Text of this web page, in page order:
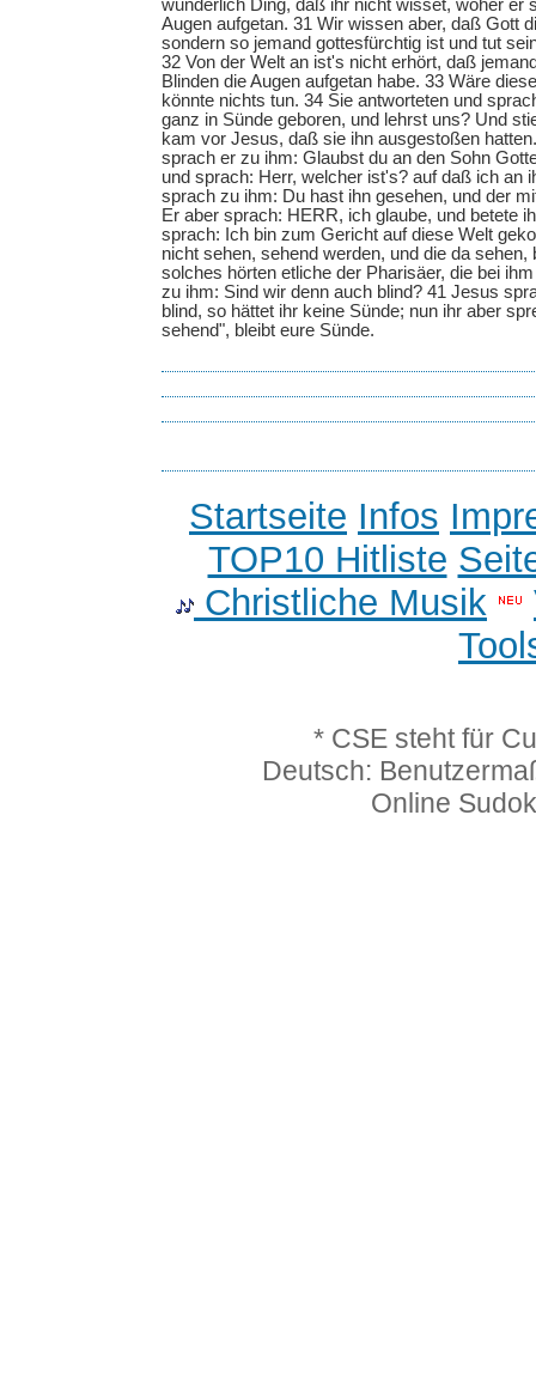
wunderlich Ding, daß ihr nicht wisset, woher er
Augen aufgetan. 31 Wir wissen aber, daß Gott
sondern so jemand gottesfürchtig ist und tut
32 Von der Welt an ist's nicht erhört, daß
Blinden die Augen aufgetan habe. 33 Wäre
könnte nichts tun. 34 Sie antworteten und
ganz in Sünde geboren, und lehrst uns? Und
kam vor Jesus, daß sie ihn ausgestoßen
sprach er zu ihm: Glaubst du an den Sohn
und sprach: Herr, welcher ist's? auf daß ich an
sprach zu ihm: Du hast ihn gesehen, und der
Er aber sprach: HERR, ich glaube, und betete
sprach: Ich bin zum Gericht auf diese Welt
nicht sehen, sehend werden, und die da sehen,
solches hörten etliche der Pharisäer, die bei
zu ihm: Sind wir denn auch blind? 41 Jesus
blind, so hättet ihr keine Sünde; nun ihr aber
sehend", bleibt eure Sünde.
Startseite Infos
TOP10 Hitliste
Christliche Musik
* CSE steht für
Deutsch:
Online